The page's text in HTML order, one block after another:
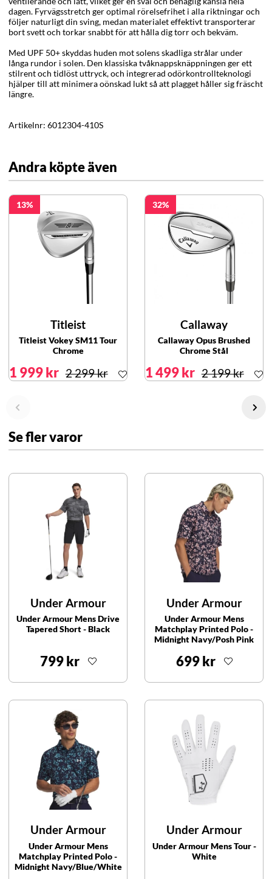
dagen. Fyrvägsstretch ger optimal rörelsefrihet i alla riktningar och
följer naturligt din sving, medan materialet effektivt transporterar
bort svett och torkar snabbt för att hålla dig torr och bekväm.
Med UPF 50+ skyddas huden mot solens skadliga strålar under
långa rundor i solen. Den klassiska tvåknappsknäppningen ger ett
stilrent och tidlöst uttryck, och integrerad odörkontrollteknologi
hjälper till att minimera oönskad lukt så att plagget håller sig fräscht
längre.
Artikelnr: 6012304-410S
Andra köpte även
13
Titleist
Titleist Vokey SM11 Tour
Chrome
1 999 kr 2 299 kr
32
Callaway
Callaway Opus Brushed
Chrome Stål
1 499 kr 2 199 kr
Se fler varor
Under Armour
Under Armour Mens Drive
Tapered Short - Black
799 kr
Under Armour
Under Armour Mens
Matchplay Printed Polo -
Midnight Navy/Posh Pink
699 kr
Under Armour
Under Armour Mens
Matchplay Printed Polo -
Midnight Navy/Blue/White
Under Armour
Under Armour Mens Tour -
White